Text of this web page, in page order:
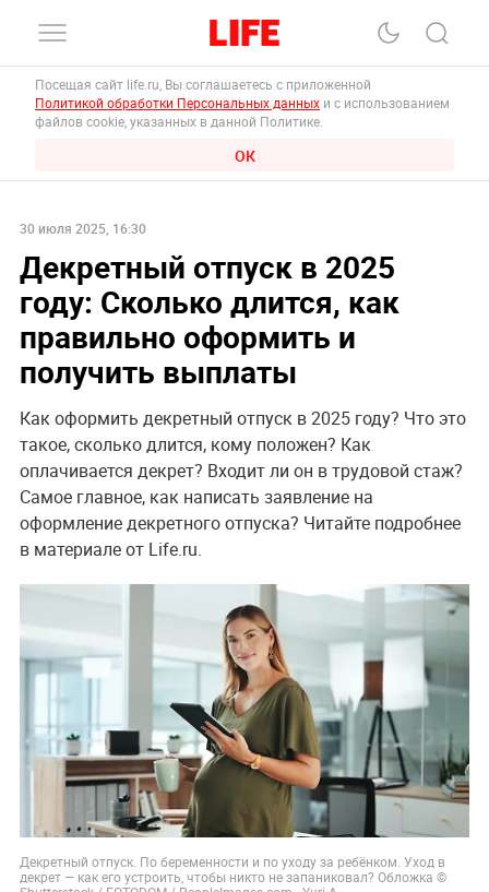
Посещая сайт life.ru, Вы соглашаетесь с приложенной
Политикой обработки Персональных данных и с использованием
файлов cookie, указанных в данной Политике.
ОК
30 июля 2025, 16:30
Декретный отпуск в 2025
году: Сколько длится, как
правильно оформить и
получить выплаты
Как оформить декретный отпуск в 2025 году? Что это
такое, сколько длится, кому положен? Как
оплачивается декрет? Входит ли он в трудовой стаж?
Самое главное, как написать заявление на
оформление декретного отпуска? Читайте подробнее
в материале от Life.ru.
Декретный отпуск. По беременности и по уходу за ребёнком. Уход в
декрет — как его устроить, чтобы никто не запаниковал? Обложка ©